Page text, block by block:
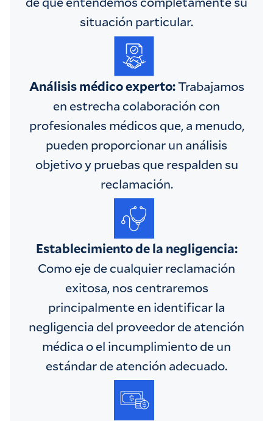
situación particular.
Análisis médico experto:Trabajamos
en estrecha colaboración con
profesionales médicos que, a menudo,
pueden proporcionar un análisis
objetivo y pruebas que respalden su
reclamación.
Establecimiento de la negligencia:
Como eje de cualquier reclamación
exitosa, nos centraremos
principalmente en identificar la
negligencia del proveedor de atención
médica o el incumplimiento de un
estándar de atención adecuado.